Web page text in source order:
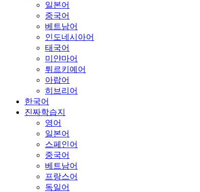
일본어
중국어
베트남어
인도네시아어
태국어
미얀마어
튀르키예어
아랍어
히브리어
한국어
진짜학습지
영어
일본어
스페인어
중국어
베트남어
프랑스어
독일어